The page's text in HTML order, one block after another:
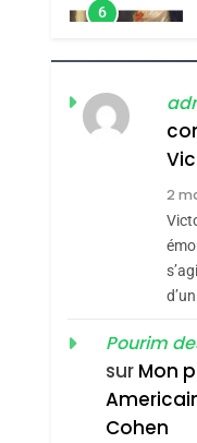
6
2
Pourim
sur Mon
Cohen